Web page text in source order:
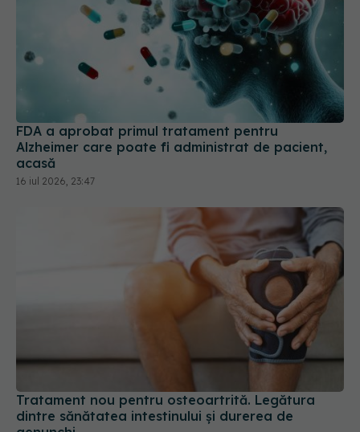
FDA a aprobat primul tratament pentru
Alzheimer care poate fi administrat de pacient,
acasă
16 iul 2026, 23:47
Tratament nou pentru osteoartrită. Legătura
genunchi
21 apr 2026, 20:02